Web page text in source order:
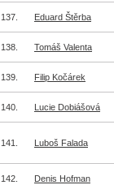
137. Eduard Štěrba
138. Tomáš Valenta
139. Filip Kočárek
140. Lucie Dobiášová
141. Luboš Falada
142. Denis Hofman